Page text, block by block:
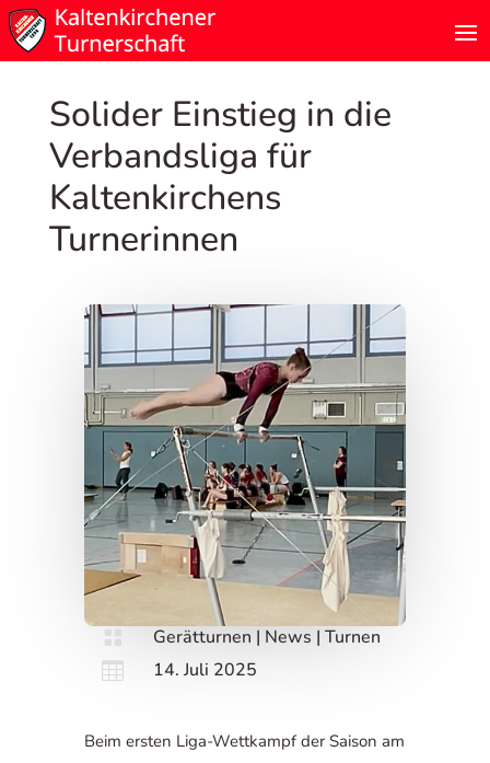
Solider Einstieg in die
Verbandsliga für
Kaltenkirchens
Turnerinnen
Gerätturnen | News | Turnen
 14. Juli 2025
Beim ersten Liga-Wettkampf der Saison am